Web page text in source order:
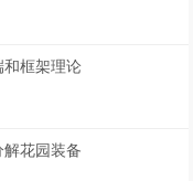
框架理论
花园装备